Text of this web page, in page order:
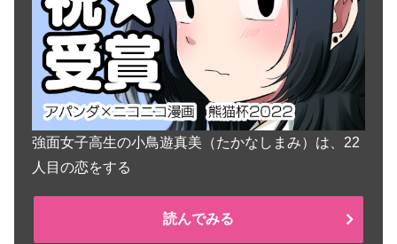
強面女子高生の小鳥遊真美（たかなしまみ）は、22
人目の恋をする
読んでみる